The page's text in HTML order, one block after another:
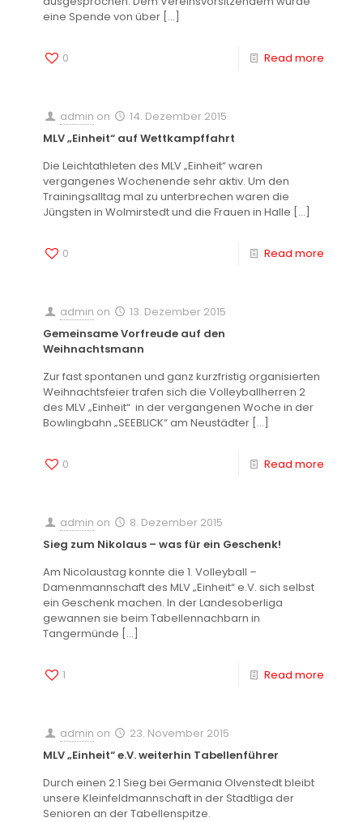
eine Spende von über […]
0 Read more
admin on
14. Dezember 2015
MLV „Einheit“ auf Wettkampffahrt
Die Leichtathleten des MLV „Einheit“ waren
vergangenes Wochenende sehr aktiv. Um den
Trainingsalltag mal zu unterbrechen waren die
Jüngsten in Wolmirstedt und die Frauen in Halle […]
0 Read more
admin on
13. Dezember 2015
Gemeinsame Vorfreude auf den
Weihnachtsmann
Zur fast spontanen und ganz kurzfristig organisierten
Weihnachtsfeier trafen sich die Volleyballherren 2
des MLV „Einheit“ in der vergangenen Woche in der
Bowlingbahn „SEEBLICK“ am Neustädter […]
0 Read more
admin on
8. Dezember 2015
Sieg zum Nikolaus – was für ein Geschenk!
Am Nicolaustag konnte die 1. Volleyball –
Damenmannschaft des MLV „Einheit“ e.V. sich selbst
ein Geschenk machen. In der Landesoberliga
gewannen sie beim Tabellennachbarn in
Tangermünde […]
1 Read more
admin on
23. November 2015
MLV „Einheit“ e.V. weiterhin Tabellenführer
Durch einen 2:1 Sieg bei Germania Olvenstedt bleibt
unsere Kleinfeldmannschaft in der Stadtliga der
Senioren an der Tabellenspitze.